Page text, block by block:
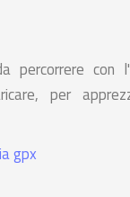
percorrere con
per
gpx